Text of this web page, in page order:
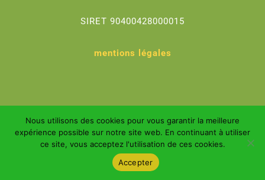
SIRET 90400428000015
mentions légales
Météo des Vallées ©2026
Nous utilisons des cookies pour vous garantir la meilleure
expérience possible sur notre site web. En continuant à utiliser
ce site, vous acceptez l'utilisation de ces cookies.
Accepter